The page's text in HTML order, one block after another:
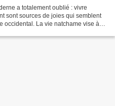
a totalement oublié : vivre
sont sources de joies qui semblent
occidental. La vie natchame vise à